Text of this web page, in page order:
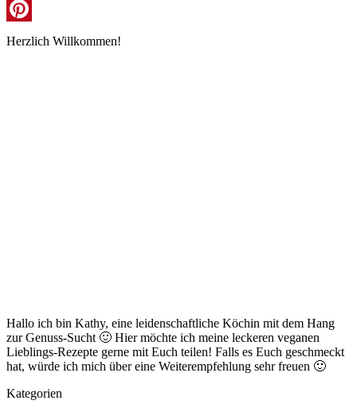
Instagram
Pinterest
Herzlich Willkommen!
Hallo ich bin Kathy, eine leidenschaftliche Köchin mit dem Hang
zur Genuss-Sucht 🙂 Hier möchte ich meine leckeren veganen
Lieblings-Rezepte gerne mit Euch teilen! Falls es Euch geschmeckt
hat, würde ich mich über eine Weiterempfehlung sehr freuen 🙂
Kategorien